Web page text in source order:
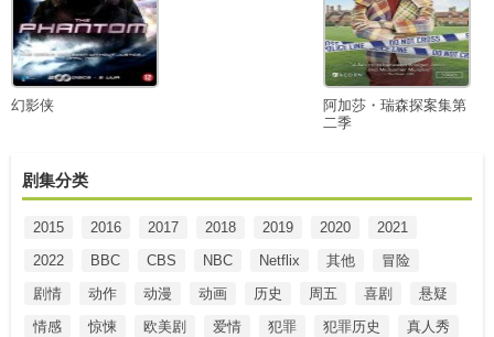
幻影侠
阿加莎・瑞森探案集第
二季
剧集分类
2015 2016 2017 2018 2019 2020
2021
2022
BBC CBS NBC Netflix 其他
冒险
剧情
动作 动漫 动画 历史 周五 喜剧
悬疑
情感
惊悚 欧美剧 爱情 犯罪 犯罪历史
真人秀